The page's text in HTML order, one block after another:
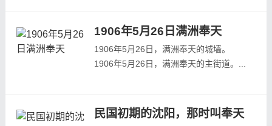
14回第8张（1925年9月出版），北陵的山
门
98回...
1906年5月26日满洲奉天
1906年5月26日，满洲奉天的城墙。
1906年5月26日，满洲奉天的主街道。...
民国初期的沈阳，那时叫奉天